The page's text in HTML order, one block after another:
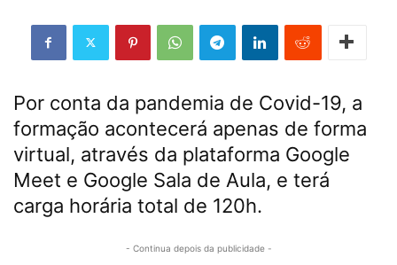
Por conta da pandemia de Covid-19, a
formação acontecerá apenas de forma
virtual, através da plataforma Google
Meet e Google Sala de Aula, e terá
carga horária total de 120h.
- Continua depois da publicidade -